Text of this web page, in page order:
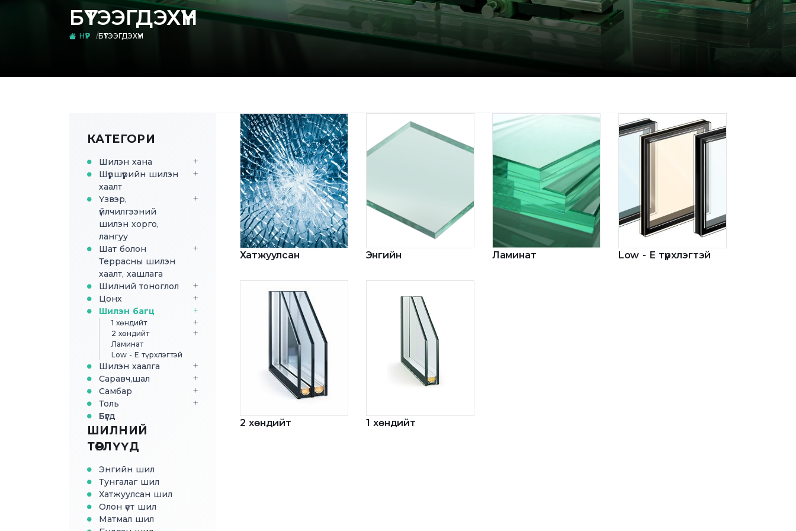
БҮТЭЭГДЭХҮҮН
НҮҮР БҮТЭЭГДЭХҮҮН
КАТЕГОРИ
Шилэн хана
Шүршүүрийн шилэн
хаалт
Үзвэр,
үйлчилгээний
шилэн хорго,
лангуу
Шат болон
Террасны шилэн
хаалт, хашлага
Шилний тоноглол
Цонх
Шилэн багц
1 хөндийт
2 хөндийт
Ламинат
Low - E түрхлэгтэй
Шилэн хаалга
Саравч,шал
Самбар
Толь
Бүгд
ШИЛНИЙ
ТӨРЛҮҮД
Энгийн шил
Тунгалаг шил
Хатжуулсан шил
Олон үет шил
Матмал шил
Хатжуулсан Энгийн Ламинат Low - E түрхлэгтэй
2 хөндийт 1 хөндийт